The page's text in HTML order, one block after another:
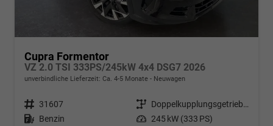
Cupra Formentor
VZ 2.0 TSI 333PS/245kW 4x4 DSG7 2026
unverbindliche Lieferzeit: Ca. 4-5 Monate Neuwagen
Fahrzeugnr. 31607 Getriebe
Doppelkupplungsgetriebe (DSG)
Kraftstoff Benzin Leistung 245 kW (333 PS)